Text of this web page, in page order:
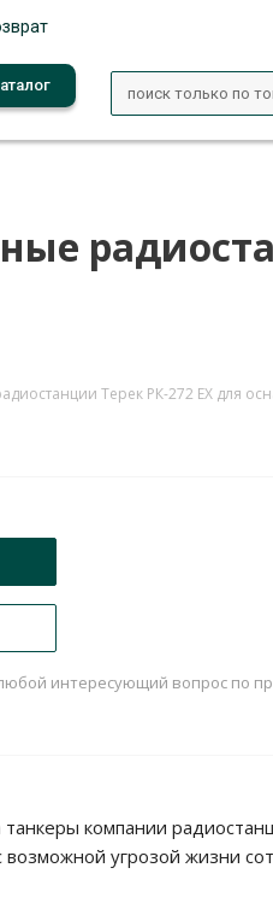
Терек РК-272 EX для
интересующий вопрос по
компании
возможной угрозой жизни